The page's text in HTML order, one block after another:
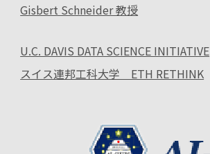
Gisbert Schneider 教授
U.C. DAVIS DATA SCIENCE INITIATIVE
スイス連邦工科大学 ETH RETHINK